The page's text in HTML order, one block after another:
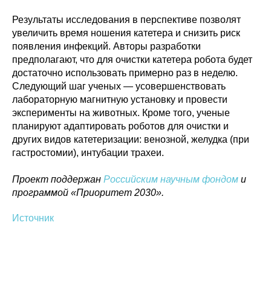
Результаты исследования в перспективе позволят
увеличить время ношения катетера и снизить риск
появления инфекций. Авторы разработки
предполагают, что для очистки катетера робота будет
достаточно использовать примерно раз в неделю.
Следующий шаг ученых — усовершенствовать
лабораторную магнитную установку и провести
эксперименты на животных. Кроме того, ученые
планируют адаптировать роботов для очистки и
других видов катетеризации: венозной, желудка (при
гастростомии), интубации трахеи.
Проект поддержан Российским научным фондом и
программой «Приоритет 2030».
Источник